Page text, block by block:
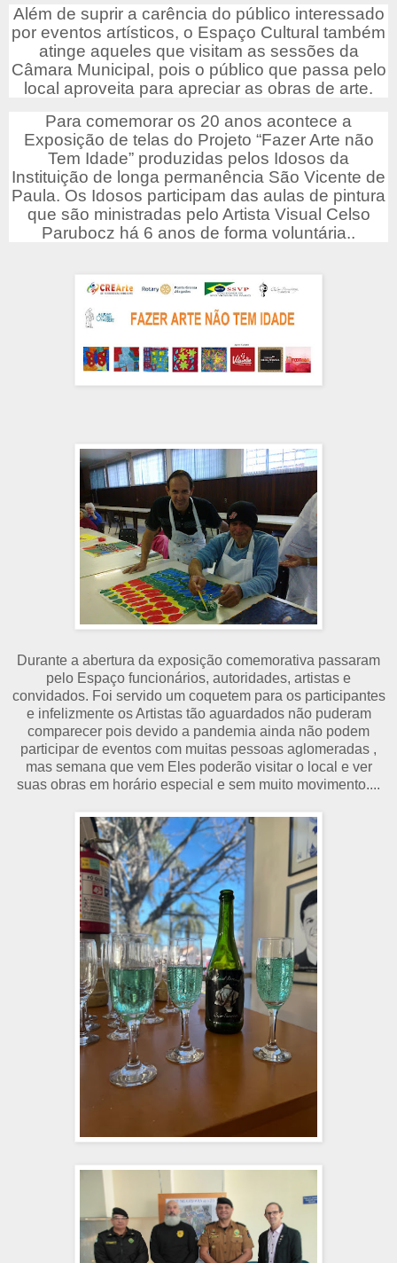
Além de suprir a carência do público interessado
por eventos artísticos, o Espaço Cultural também
atinge aqueles que visitam as sessões da
Câmara Municipal, pois o público que passa pelo
local aproveita para apreciar as obras de arte.
Para comemorar os 20 anos acontece a
Exposição de telas do Projeto “Fazer Arte não
Tem Idade” produzidas pelos Idosos da
Instituição de longa permanência São Vicente de
Paula. Os Idosos participam das aulas de pintura
que são ministradas pelo Artista Visual Celso
Parubocz há 6 anos de forma voluntária..
Durante a abertura da exposição comemorativa passaram
pelo Espaço funcionários, autoridades, artistas e
convidados. Foi servido um coquetem para os participantes
e infelizmente os Artistas tão aguardados não puderam
comparecer pois devido a pandemia ainda não podem
participar de eventos com muitas pessoas aglomeradas ,
mas semana que vem Eles poderão visitar o local e ver
suas obras em horário especial e sem muito movimento....